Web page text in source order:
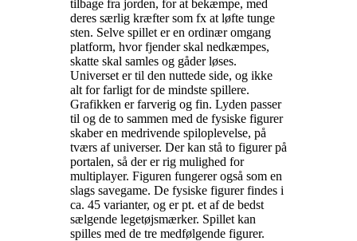
tilbage fra jorden, for at bekæmpe, med
deres særlig kræfter som fx at løfte tunge
sten. Selve spillet er en ordinær omgang
platform, hvor fjender skal nedkæmpes,
skatte skal samles og gåder løses.
Universet er til den nuttede side, og ikke
alt for farligt for de mindste spillere.
Grafikken er farverig og fin. Lyden passer
til og de to sammen med de fysiske figurer
skaber en medrivende spiloplevelse, på
tværs af universer. Der kan stå to figurer på
portalen, så der er rig mulighed for
multiplayer. Figuren fungerer også som en
slags savegame. De fysiske figurer findes i
ca. 45 varianter, og er pt. et af de bedst
sælgende legetøjsmærker. Spillet kan
spilles med de tre medfølgende figurer.